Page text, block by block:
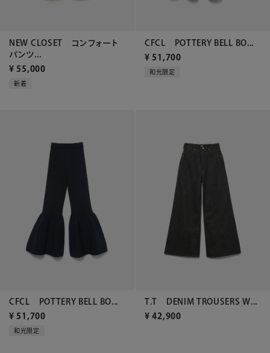
NEW CLOSET コンフォート
パンツ...
¥ 55,000
新着
CFCL POTTERY BELL BO...
¥ 51,700
和光限定
CFCL POTTERY BELL BO...
¥ 51,700
和光限定
T.T DENIM TROUSERS W...
¥ 42,900